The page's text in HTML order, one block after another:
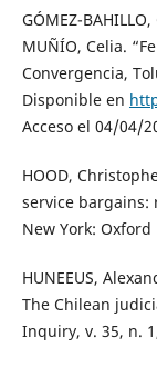
GÓMEZ-
MUÑÍO, Celia.
Convergencia,
Disponible en
Acceso el 04/04/
HOOD,
service bargains:
New York:
HUNEEUS,
The Chilean
Inquiry, v. 35, n.